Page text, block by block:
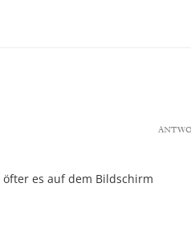
es auf dem Bildschirm